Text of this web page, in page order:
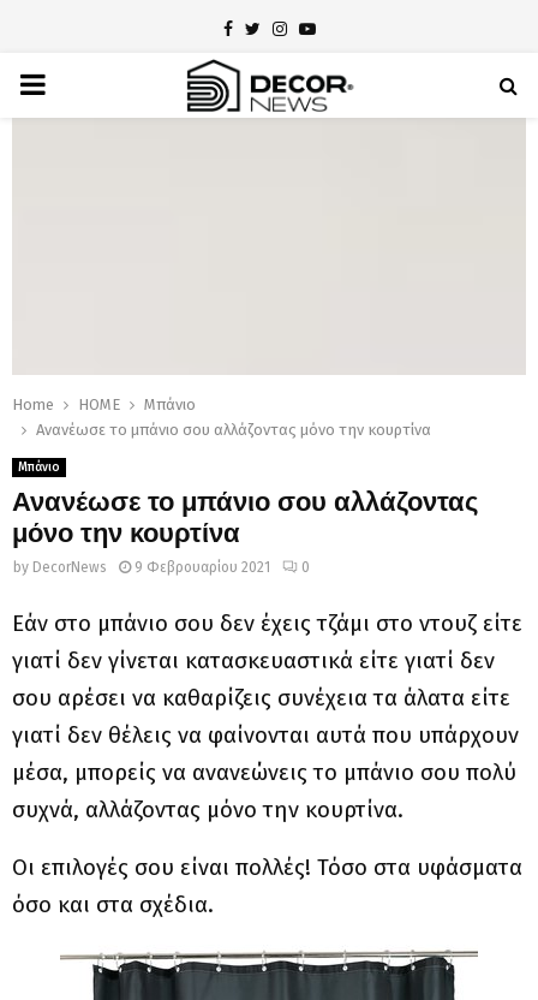
Facebook
TwitterInstagram
Youtube
PRIMARY
Home HOME
Μπάνιο
Ανανέωσε το μπάνιο σου αλλάζοντας μόνο την κουρτίνα
Μπάνιο
Ανανέωσε το μπάνιο σου αλλάζοντας
μόνο την κουρτίνα
by DecorNews 9 Φεβρουαρίου 2021 0
Εάν στο μπάνιο σου δεν έχεις τζάμι στο ντουζ είτε
γιατί δεν γίνεται κατασκευαστικά είτε γιατί δεν
σου αρέσει να καθαρίζεις συνέχεια τα άλατα είτε
γιατί δεν θέλεις να φαίνονται αυτά που υπάρχουν
μέσα, μπορείς να ανανεώνεις το μπάνιο σου πολύ
συχνά, αλλάζοντας μόνο την κουρτίνα.
Οι επιλογές σου είναι πολλές! Τόσο στα υφάσματα
όσο και στα σχέδια.